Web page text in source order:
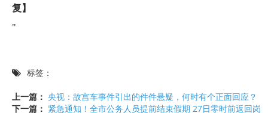
复】
"
标签：
上一篇： 央视：故宫车事件引出的件件悬疑，何时有个正面回应？
下一篇： 紧急通知！全市公务人员提前结束假期 27日零时前返回岗